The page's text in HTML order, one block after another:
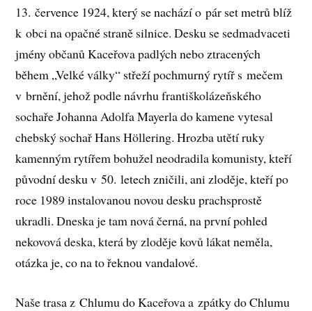
13. července 1924, který se nachází o pár set metrů blíž
k obci na opačné straně silnice. Desku se sedmadvaceti
jmény občanů Kaceřova padlých nebo ztracených
během „Velké války“ střeží pochmurný rytíř s mečem
v brnění, jehož podle návrhu františkolázeňského
sochaře Johanna Adolfa Mayerla do kamene vytesal
chebský sochař Hans Höllering. Hrozba utětí ruky
kamenným rytířem bohužel neodradila komunisty, kteří
původní desku v 50. letech zničili, ani zloděje, kteří po
roce 1989 instalovanou novou desku prachsprostě
ukradli. Dneska je tam nová černá, na první pohled
nekovová deska, která by zloděje kovů lákat neměla,
otázka je, co na to řeknou vandalové.
Naše trasa z Chlumu do Kaceřova a zpátky do Chlumu